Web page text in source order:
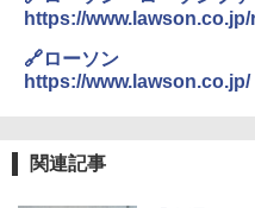
https://
🔗ローソン
https://www.lawson.co.jp/
関連記事